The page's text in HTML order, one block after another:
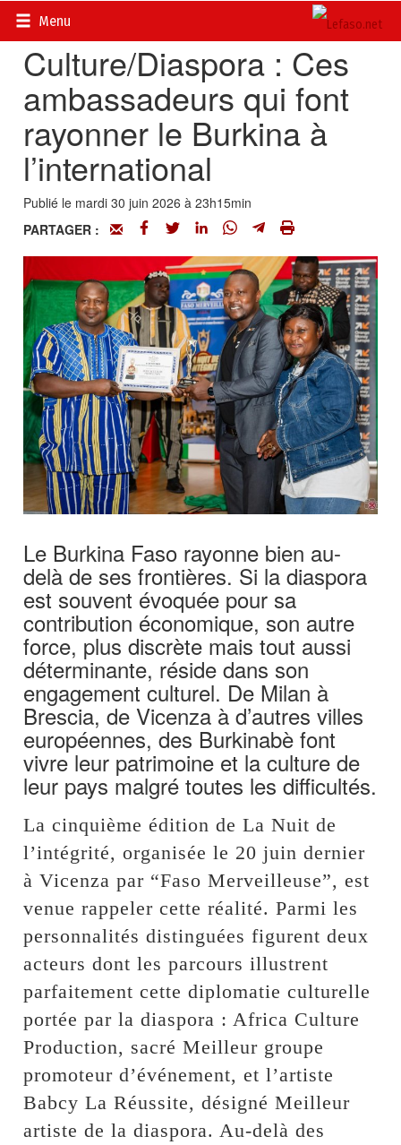
Menu
Accueil>
Culture/Diaspora : Ces
ambassadeurs qui font
rayonner le Burkina à
l’international
Publié le mardi 30 juin 2026 à 23h15min
PARTAGER :
Le Burkina Faso rayonne bien au-
delà de ses frontières. Si la diaspora
est souvent évoquée pour sa
contribution économique, son autre
force, plus discrète mais tout aussi
déterminante, réside dans son
engagement culturel. De Milan à
Brescia, de Vicenza à d’autres villes
européennes, des Burkinabè font
vivre leur patrimoine et la culture de
leur pays malgré toutes les difficultés.
La cinquième édition de La Nuit de
l’intégrité, organisée le 20 juin dernier
à Vicenza par “Faso Merveilleuse”, est
venue rappeler cette réalité. Parmi les
personnalités distinguées figurent deux
acteurs dont les parcours illustrent
parfaitement cette diplomatie culturelle
portée par la diaspora : Africa Culture
Production, sacré Meilleur groupe
promoteur d’événement, et l’artiste
Babcy La Réussite, désigné Meilleur
artiste de la diaspora. Au-delà des